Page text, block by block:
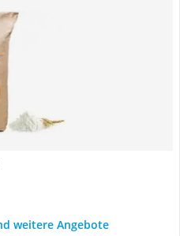
weitere Angebote